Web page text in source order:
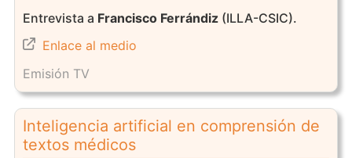
Entrevista a Francisco Ferrándiz(ILLA-CSIC).
Enlace al medio
Emisión TV
Inteligencia artificial en comprensión de
textos médicos